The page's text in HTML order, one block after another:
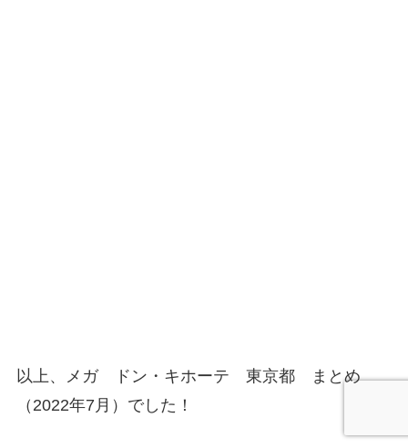
以上、メガ ドン・キホーテ 東京都 まとめ
（2022年7月）でした！